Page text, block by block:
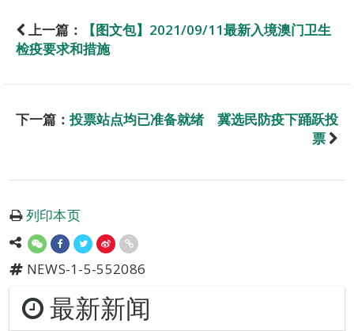
上一篇：
【图文包】2021/09/11最新入境澳门卫生
检疫要求和措施
下一篇： 投票站点均已准备就绪 冀选民防疫下踊跃投
票
列印本页
NEWS-1-5-552086
最新新闻